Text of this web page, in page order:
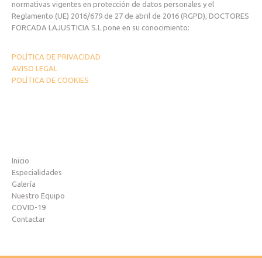
normativas vigentes en protección de datos personales y el
Reglamento (UE) 2016/679 de 27 de abril de 2016 (RGPD), DOCTORES
FORCADA LAJUSTICIA S.L pone en su conocimiento:
POLÍTICA DE PRIVACIDAD
AVISO LEGAL
POLÍTICA DE COOKIES
Inicio
Especialidades
Galería
Nuestro Equipo
COVID-19
Contactar